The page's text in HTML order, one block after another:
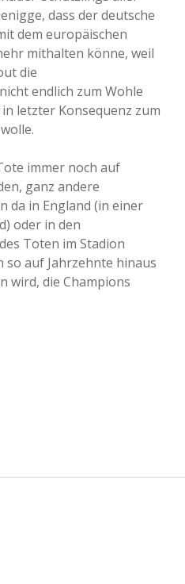
dass der deutsche
dem europäischen
mithalten könne, weil
die
endlich zum Wohle
letzter Konsequenz zum
immer noch auf
ganz andere
da in England (in einer
oder in den
Toten im Stadion
so auf Jahrzehnte hinaus
wird, die Champions